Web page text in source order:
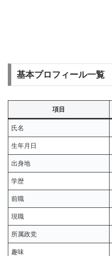
基本プロフィール一覧
項目
氏名
生年月日
出身地
学歴
前職
現職
所属政党
趣味